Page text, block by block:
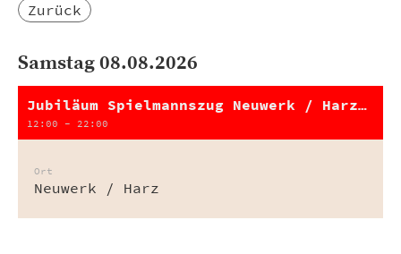
Zurück
Samstag 08.08.2026
Jubiläum Spielmannszug Neuwerk / Harz e. V.
12:00 - 22:00
Ort
Neuwerk / Harz